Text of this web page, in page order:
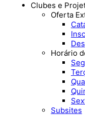
Clubes e
Oferta
Horário
Subsites